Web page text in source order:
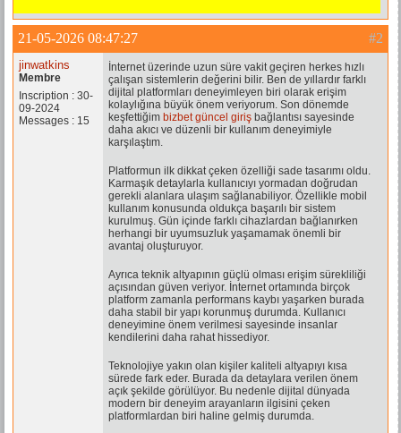
#2
21-05-2026 08:47:27
jinwatkins
Membre
Inscription : 30-
09-2024
Messages : 15
İnternet üzerinde uzun süre vakit geçiren herkes hızlı
çalışan sistemlerin değerini bilir. Ben de yıllardır farklı
dijital platformları deneyimleyen biri olarak erişim
kolaylığına büyük önem veriyorum. Son dönemde
keşfettiğim bizbet güncel giriş bağlantısı sayesinde
daha akıcı ve düzenli bir kullanım deneyimiyle
karşılaştım.
Platformun ilk dikkat çeken özelliği sade tasarımı oldu.
Karmaşık detaylarla kullanıcıyı yormadan doğrudan
gerekli alanlara ulaşım sağlanabiliyor. Özellikle mobil
kullanım konusunda oldukça başarılı bir sistem
kurulmuş. Gün içinde farklı cihazlardan bağlanırken
herhangi bir uyumsuzluk yaşamamak önemli bir
avantaj oluşturuyor.
Ayrıca teknik altyapının güçlü olması erişim sürekliliği
açısından güven veriyor. İnternet ortamında birçok
platform zamanla performans kaybı yaşarken burada
daha stabil bir yapı korunmuş durumda. Kullanıcı
deneyimine önem verilmesi sayesinde insanlar
kendilerini daha rahat hissediyor.
Teknolojiye yakın olan kişiler kaliteli altyapıyı kısa
sürede fark eder. Burada da detaylara verilen önem
açık şekilde görülüyor. Bu nedenle dijital dünyada
modern bir deneyim arayanların ilgisini çeken
platformlardan biri haline gelmiş durumda.